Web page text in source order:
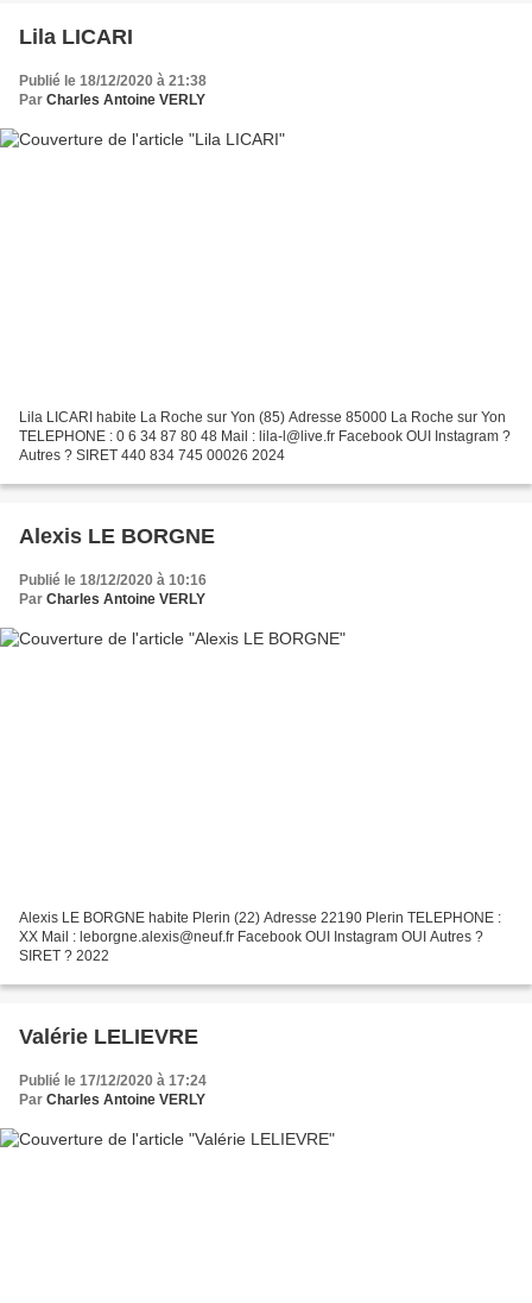
Lila LICARI
Publié le 18/12/2020 à 21:38
Par Charles Antoine VERLY
Lila LICARI habite La Roche sur Yon (85) Adresse 85000 La Roche sur Yon
TELEPHONE : 0 6 34 87 80 48 Mail : lila-l@live.fr Facebook OUI Instagram ?
Autres ? SIRET 440 834 745 00026 2024
Alexis LE BORGNE
Publié le 18/12/2020 à 10:16
Par Charles Antoine VERLY
Alexis LE BORGNE habite Plerin (22) Adresse 22190 Plerin TELEPHONE :
XX Mail : leborgne.alexis@neuf.fr Facebook OUI Instagram OUI Autres ?
SIRET ? 2022
Valérie LELIEVRE
Publié le 17/12/2020 à 17:24
Par Charles Antoine VERLY